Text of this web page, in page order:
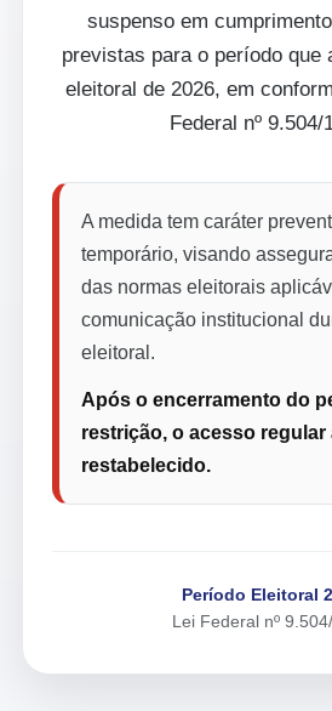
suspenso em
previstas para o período que
eleitoral de 2026, em
Federal nº 9.504/
A medida tem caráter
temporário, visando
das normas eleitorais
comunicação institucional
eleitoral.
Após o encerramento do
restrição, o acesso regular
restabelecido.
Período Eleitoral
Lei Federal nº